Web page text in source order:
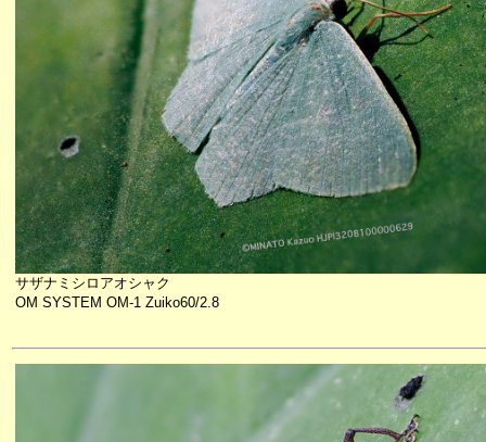
サザナミシロアオシャク
OM SYSTEM OM-1 Zuiko60/2.8